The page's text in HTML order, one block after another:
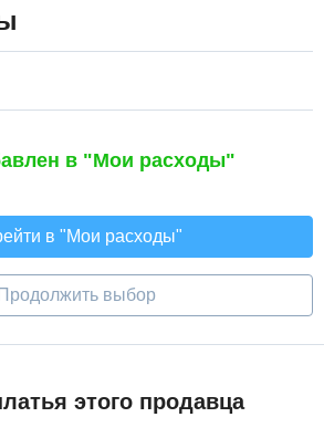
в "Мои расходы"
в "Мои расходы"
Продолжить выбор
этого продавца